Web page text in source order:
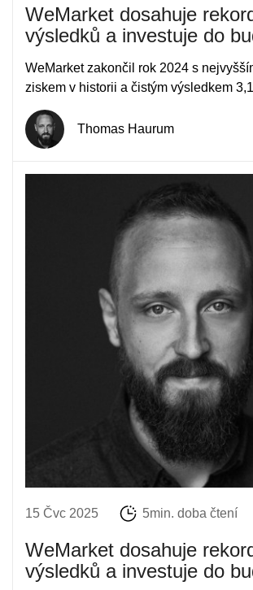
WeMarket dosahuje
výsledků a investuje do
WeMarket zakončil rok 2024 s
ziskem v historii a čistým výsledkem
Thomas Haurum
15 Čvc 2025 5min. doba čtení
WeMarket dosahuje
výsledků a investuje do